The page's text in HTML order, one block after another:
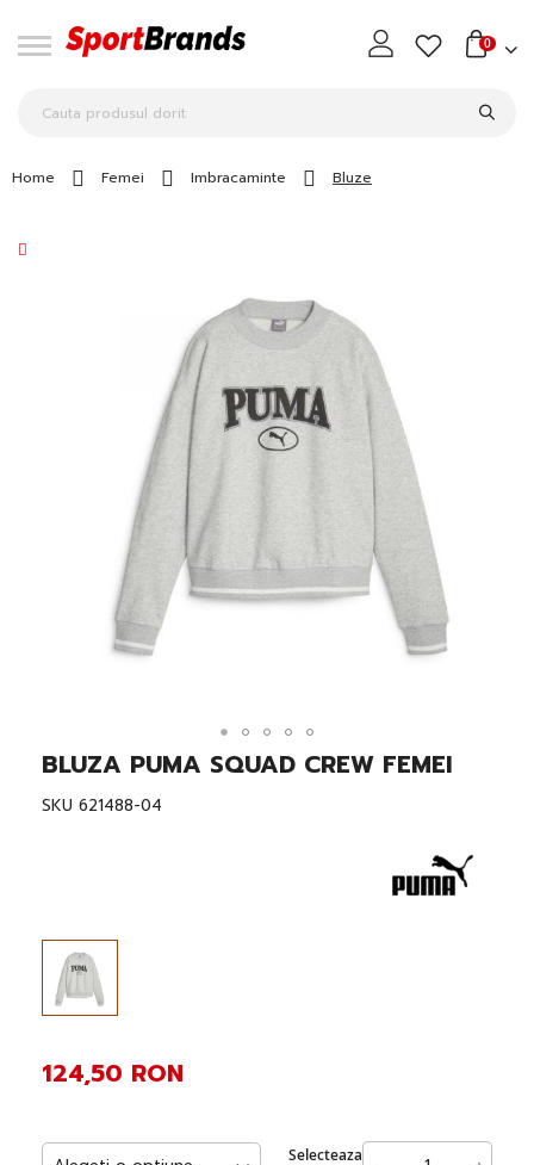
0
Home Femei Imbracaminte Bluze
Skip
to
the
BLUZA PUMA SQUAD CREW FEMEI
SKU 621488-04
Selecteaza
124,50 RON